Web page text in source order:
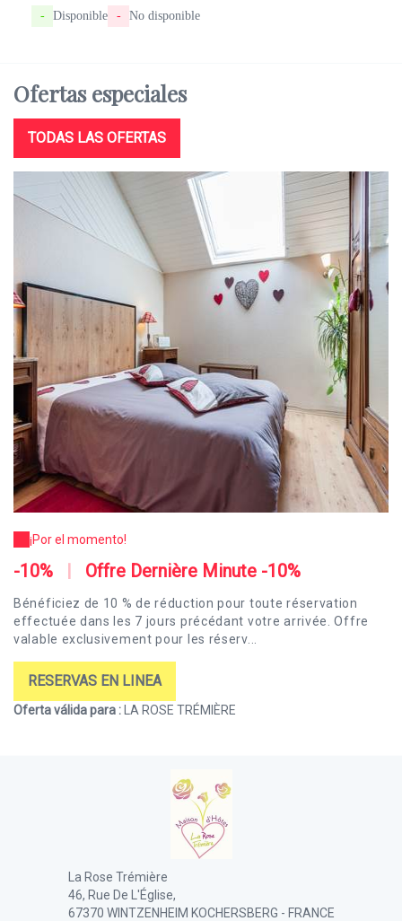
- Disponible - No disponible
Ofertasespeciales
TODAS LAS OFERTAS
¡Por el momento!
-10% Offre Dernière Minute -10%
Bénéficiez de 10 % de réduction pour toute réservation
effectuée dans les 7 jours précédant votre arrivée. Offre
valable exclusivement pour les réserv...
RESERVAS EN LINEA
Oferta válida para : LA ROSE TRÉMIÈRE
La Rose Trémière
46, Rue De L'Église,
67370 WINTZENHEIM KOCHERSBERG - FRANCE